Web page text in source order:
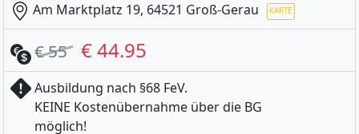
Am Marktplatz 19, 64521 Groß-Gerau
€ 55 € 44.95
Ausbildung nach §68 FeV.
KEINE Kostenübernahme über die BG
möglich!